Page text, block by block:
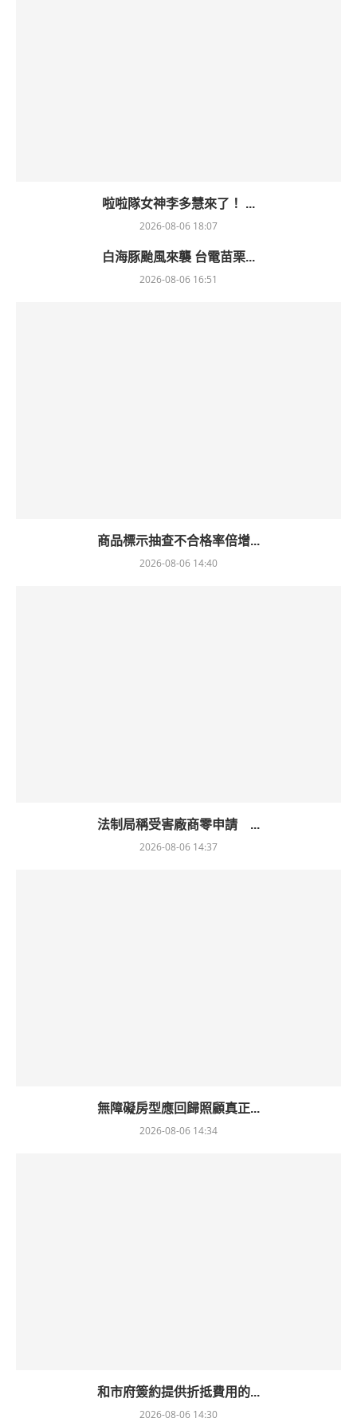
啦啦隊女神李多慧來了！ ...
2026-08-06 18:07
白海豚颱風來襲 台電苗栗...
2026-08-06 16:51
商品標示抽查不合格率倍增...
2026-08-06 14:40
法制局稱受害廠商零申請 ...
2026-08-06 14:37
無障礙房型應回歸照顧真正...
2026-08-06 14:34
和市府簽約提供折抵費用的...
2026-08-06 14:30